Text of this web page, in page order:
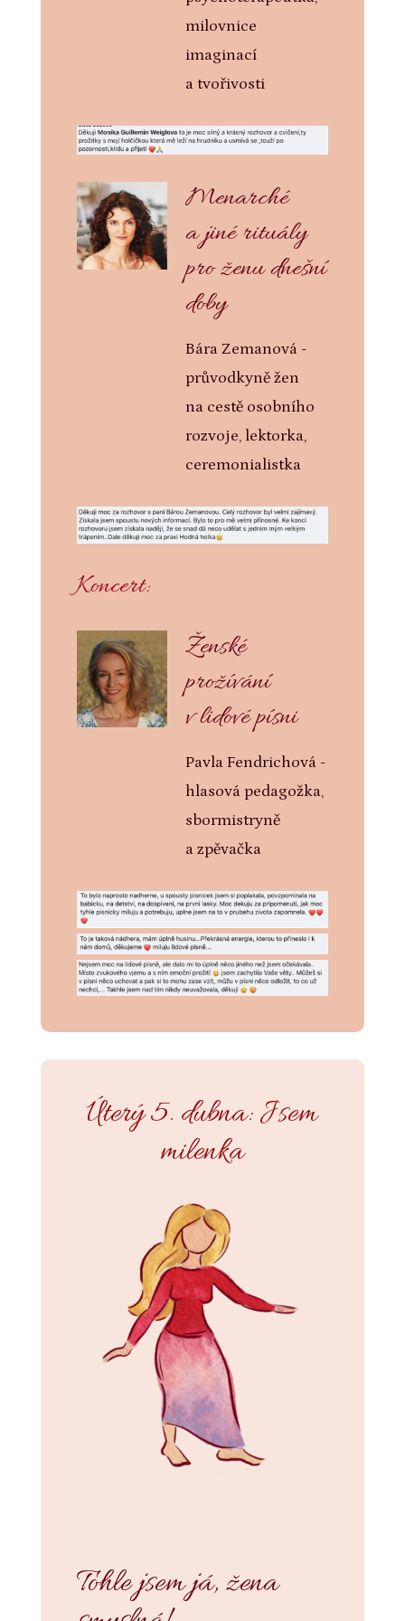
milovnice
imaginací
a tvořivosti
Menarché
a jiné rituály
pro ženu dnešní
doby
Bára Zemanová -
průvodkyně žen
na cestě osobního
rozvoje, lektorka,
ceremonialistka
Koncert:
Ženské
prožívání
v lidové písni
Pavla Fendrichová -
hlasová pedagožka,
sbormistryně
a zpěvačka
Úterý 5. dubna: Jsem
milenka
Tohle jsem já, žena